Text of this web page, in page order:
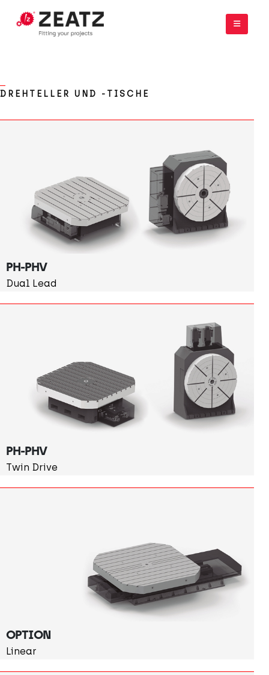
DREHTELLER UND -TISCHE
PH-PHV
Dual Lead
PH-PHV
Twin Drive
OPTION
Linear